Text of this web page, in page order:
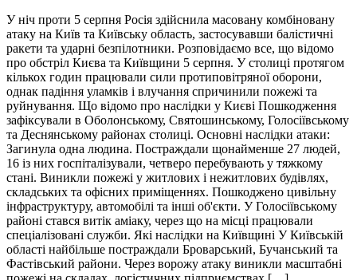
У ніч проти 5 серпня Росія здійснила масовану комбіновану
атаку на Київ та Київську область, застосувавши балістичні
ракети та ударні безпілотники. Розповідаємо все, що відомо
про обстріл Києва та Київщини 5 серпня. У столиці протягом
кількох годин працювали сили протиповітряної оборони,
однак падіння уламків і влучання спричинили пожежі та
руйнування. Що відомо про наслідки у Києві Пошкодження
зафіксували в Оболонському, Святошинському, Голосіївському
та Деснянському районах столиці. Основні наслідки атаки:
Загинула одна людина. Постраждали щонайменше 27 людей,
16 із них госпіталізували, четверо перебувають у тяжкому
стані. Виникли пожежі у житлових і нежитлових будівлях,
складських та офісних приміщеннях. Пошкоджено цивільну
інфраструктуру, автомобілі та інші об'єкти. У Голосіївському
районі стався витік аміаку, через що на місці працювали
спеціалізовані служби. Які наслідки на Київщині У Київській
області найбільше постраждали Броварський, Бучанський та
Фастівський райони. Через ворожу атаку виникли масштабні